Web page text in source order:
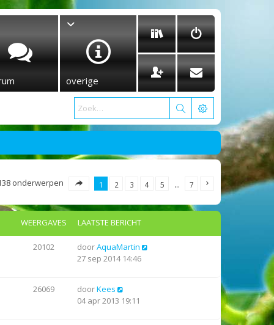
overige
onderwerpen 1 2 3 4 5 … 7
WEERGAVES LAATSTE BERICHT
20102 doorAquaMartin
27 sep 2014 14:46
26069 doorKees
04 apr 2013 19:11